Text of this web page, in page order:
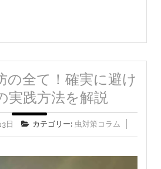
の全て！確実に避け
実践方法を解説
日 カテゴリー: 虫対策コラム